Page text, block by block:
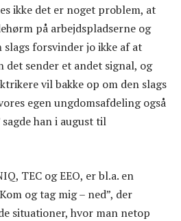
ikke det er noget problem, at
på arbejdspladserne og
slags forsvinder jo ikke af at
det sender et andet signal, og
vil bakke op om den slags
egen ungdomsafdeling også
han i august til
TEC og EEO, er bl.a. en
og tag mig – ned”, der
situationer, hvor man netop